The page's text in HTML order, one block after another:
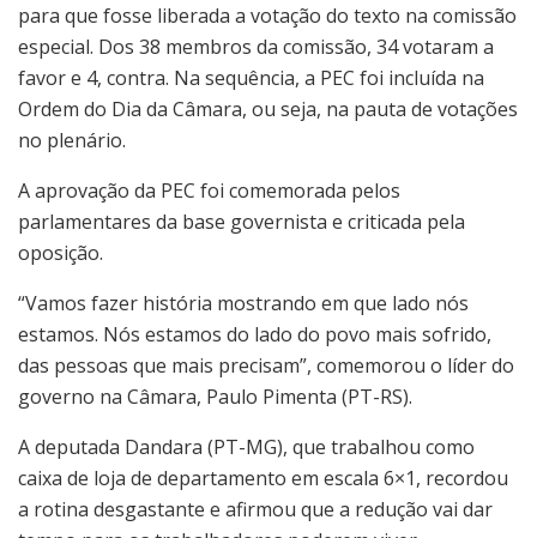
para que fosse liberada a votação do texto na comissão
especial. Dos 38 membros da comissão, 34 votaram a
favor e 4, contra. Na sequência, a PEC foi incluída na
Ordem do Dia da Câmara, ou seja, na pauta de votações
no plenário.
A aprovação da PEC foi comemorada pelos
parlamentares da base governista e criticada pela
oposição.
“Vamos fazer história mostrando em que lado nós
estamos. Nós estamos do lado do povo mais sofrido,
das pessoas que mais precisam”, comemorou o líder do
governo na Câmara, Paulo Pimenta (PT-RS).
A deputada Dandara (PT-MG), que trabalhou como
caixa de loja de departamento em escala 6×1, recordou
a rotina desgastante e afirmou que a redução vai dar